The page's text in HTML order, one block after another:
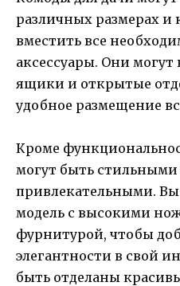
различных размерах
вместить все
аксессуары. Они
ящики и открытые
удобное размещение
Кроме
могут быть стильными
привлекательными.
модель с высокими
фурнитурой, чтобы
элегантности в свой
быть отделаны